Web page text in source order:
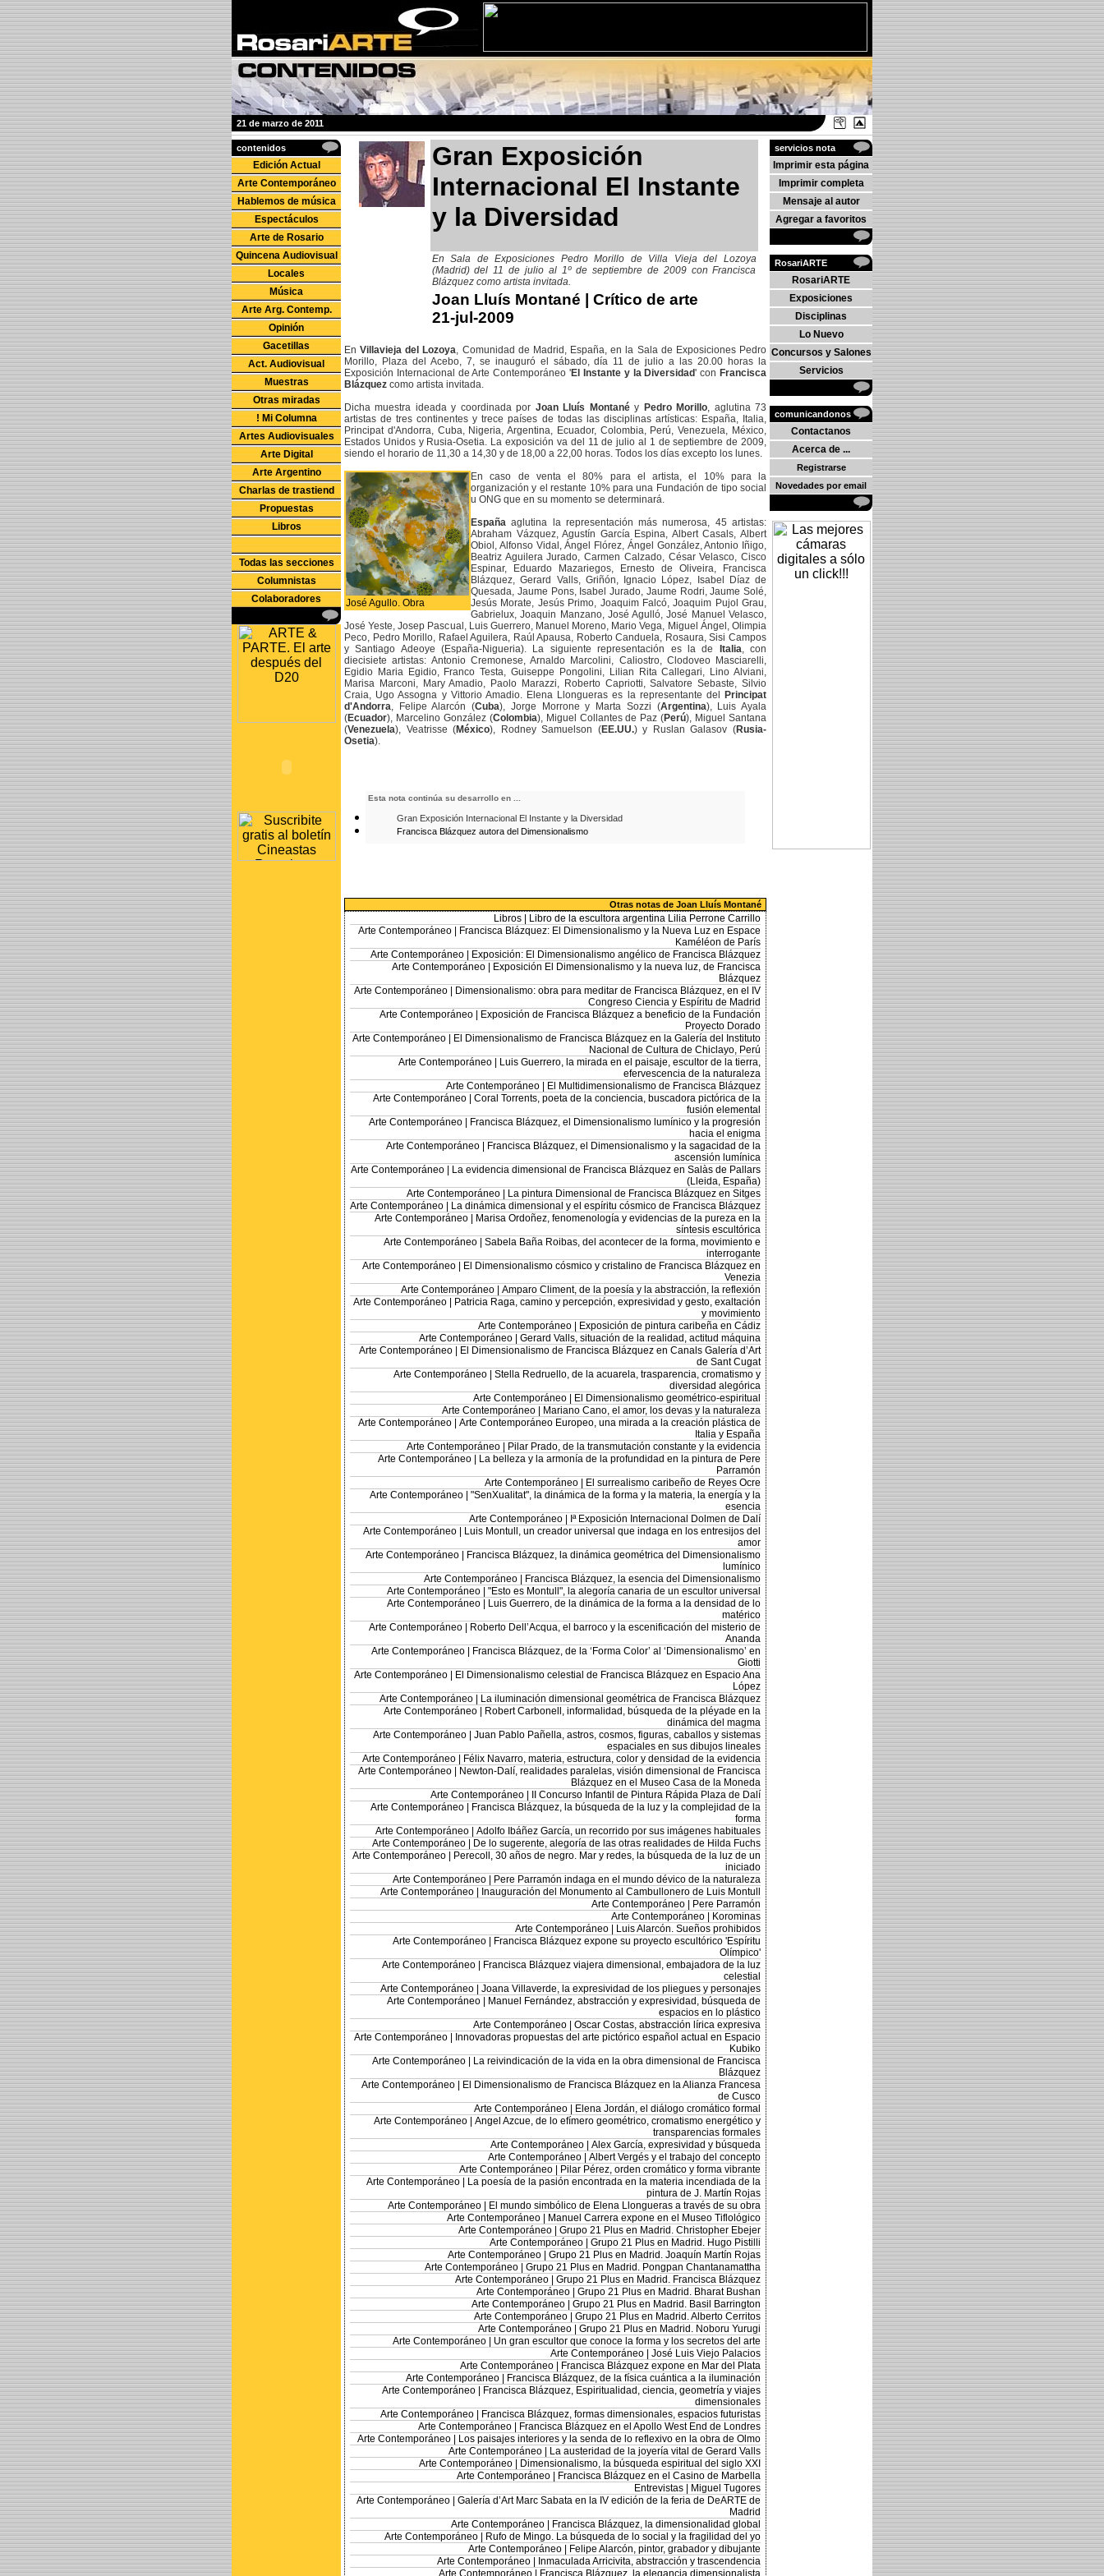
21 de marzo de 2011
contenidos
Edición Actual
Arte Contemporáneo
Hablemos de música
Espectáculos
Arte de Rosario
Quincena Audiovisual
Locales
Música
Arte Arg. Contemp.
Opinión
Gacetillas
Act. Audiovisual
Muestras
Otras miradas
! Mi Columna
Artes Audiovisuales
Arte Digital
Arte Argentino
Charlas de trastiend
Propuestas
Libros
Todas las secciones
Columnistas
Colaboradores
Gran Exposición
Internacional El Instante
y la Diversidad
En Sala de Exposiciones Pedro Morillo de Villa Vieja del Lozoya
(Madrid) del 11 de julio al 1º de septiembre de 2009 con Francisca
Blázquez como artista invitada.
Joan Lluís Montané | Crítico de arte
21-jul-2009
EnVillavieja del Lozoya, Comunidad de Madrid, España, en la Sala de Exposiciones Pedro
Morillo, Plaza del Acebo, 7, se inauguró el sábado, día 11 de julio a las 20.00 horas la
Exposición Internacional de Arte Contemporáneo 'El Instante y la Diversidad' con Francisca
Blázquez como artista invitada.
Dicha muestra ideada y coordinada por Joan Lluís Montanéy Pedro Morillo, aglutina 73
artistas de tres continentes y trece países de todas las disciplinas artísticas: España, Italia,
Principat d'Andorra, Cuba, Nigeria, Argentina, Ecuador, Colombia, Perú, Venezuela, México,
Estados Unidos y Rusia-Osetia. La exposición va del 11 de julio al 1 de septiembre de 2009,
siendo el horario de 11,30 a 14,30 y de 18,00 a 22,00 horas. Todos los días excepto los lunes.
José Agullo. Obra
En caso de venta el 80% para el artista, el 10% para la
organización y el restante 10% para una Fundación de tipo social
u ONG que en su momento se determinará.
España aglutina la representación más numerosa, 45 artistas:
Abraham Vázquez, Agustín García Espina, Albert Casals, Albert
Obiol, Alfonso Vidal, Ángel Flórez, Ángel González, Antonio Iñigo,
Beatriz Aguilera Jurado, Carmen Calzado, César Velasco, Cisco
Espinar, Eduardo Mazariegos, Ernesto de Oliveira, Francisca
Blázquez, Gerard Valls, Griñón, Ignacio López, Isabel Díaz de
Quesada, Jaume Pons, Isabel Jurado, Jaume Rodri, Jaume Solé,
Jesús Morate, Jesús Primo, Joaquim Falcó, Joaquim Pujol Grau,
Gabrielux, Joaquin Manzano, José Agulló, José Manuel Velasco,
José Yeste, Josep Pascual, Luis Guerrero, Manuel Moreno, Mario Vega, Miguel Ángel, Olimpia
Peco, Pedro Morillo, Rafael Aguilera, Raúl Apausa, Roberto Canduela, Rosaura, Sisi Campos
y Santiago Adeoye (España-Nigueria). La siguiente representación es la de
Italia, con
diecisiete artistas: Antonio Cremonese, Arnaldo Marcolini, Caliostro, Clodoveo Masciarelli,
Egidio Maria Egidio, Franco Testa, Guiseppe Pongolini, Lilian Rita Callegari, Lino Alviani,
Marisa Marconi, Mary Amadio, Paolo Marazzi, Roberto Capriotti, Salvatore Sebaste, Silvio
Craia, Ugo Assogna y Vittorio Amadio. Elena Llongueras es la representante del
Principat
d'Andorra, Felipe Alarcón (Cuba), Jorge Morrone y Marta Sozzi (Argentina), Luis Ayala
(Ecuador), Marcelino González (Colombia), Miguel Collantes de Paz (Perú), Miguel Santana
(Venezuela), Veatrisse (México), Rodney Samuelson (EE.UU.) y Ruslan Galasov (Rusia-
Osetia).
Esta nota continúa su desarrollo en ...
Gran Exposición Internacional El Instante y la Diversidad
Francisca Blázquez autora del Dimensionalismo
Otras notas de Joan Lluís Montané
Libros |
Libro de la escultora argentina Lilia Perrone Carrillo
Arte Contemporáneo |
Francisca Blázquez: El Dimensionalismo y la Nueva Luz en Espace
Kaméléon de París
Arte Contemporáneo |
Exposición: El Dimensionalismo angélico de Francisca Blázquez
Arte Contemporáneo |
Exposición El Dimensionalismo y la nueva luz, de Francisca
Blázquez
Arte Contemporáneo |
Dimensionalismo: obra para meditar de Francisca Blázquez, en el IV
Congreso Ciencia y Espíritu de Madrid
Arte Contemporáneo |
Exposición de Francisca Blázquez a beneficio de la Fundación
Proyecto Dorado
Arte Contemporáneo |
El Dimensionalismo de Francisca Blázquez en la Galería del Instituto
Nacional de Cultura de Chiclayo, Perú
Arte Contemporáneo |
Luis Guerrero, la mirada en el paisaje, escultor de la tierra,
efervescencia de la naturaleza
Arte Contemporáneo |
El Multidimensionalismo de Francisca Blázquez
Arte Contemporáneo | Coral Torrents, poeta de la conciencia, buscadora pictórica de la
fusión elemental
Arte Contemporáneo |
Francisca Blázquez, el Dimensionalismo lumínico y la progresión
hacia el enigma
Arte Contemporáneo |
Francisca Blázquez, el Dimensionalismo y la sagacidad de la
ascensión lumínica
Arte Contemporáneo |
La evidencia dimensional de Francisca Blázquez en Salàs de Pallars
(Lleida, España)
Arte Contemporáneo |
La pintura Dimensional de Francisca Blázquez en Sitges
Arte Contemporáneo |
La dinámica dimensional y el espíritu cósmico de Francisca Blázquez
Arte Contemporáneo |
Marisa Ordoñez, fenomenología y evidencias de la pureza en la
síntesis escultórica
Arte Contemporáneo | Sabela Baña Roibas, del acontecer de la forma, movimiento e
interrogante
Arte Contemporáneo |
El Dimensionalismo cósmico y cristalino de Francisca Blázquez en
Venezia
Arte Contemporáneo | Amparo Climent, de la poesía y la abstracción, la reflexión
Arte Contemporáneo |
Patricia Raga, camino y percepción, expresividad y gesto, exaltación
y movimiento
Arte Contemporáneo |
Exposición de pintura caribeña en Cádiz
Arte Contemporáneo | Gerard Valls, situación de la realidad, actitud máquina
Arte Contemporáneo |
El Dimensionalismo de Francisca Blázquez en Canals Galería d’Art
de Sant Cugat
Arte Contemporáneo | Stella Redruello, de la acuarela, trasparencia, cromatismo y
diversidad alegórica
Arte Contemporáneo |
El Dimensionalismo geométrico-espiritual
Arte Contemporáneo |
Mariano Cano, el amor, los devas y la naturaleza
Arte Contemporáneo | Arte Contemporáneo Europeo, una mirada a la creación plástica de
Italia y España
Arte Contemporáneo |
Pilar Prado, de la transmutación constante y la evidencia
Arte Contemporáneo |
La belleza y la armonía de la profundidad en la pintura de Pere
Parramón
Arte Contemporáneo |
El surrealismo caribeño de Reyes Ocre
Arte Contemporáneo | "SenXualitat", la dinámica de la forma y la materia, la energía y la
esencia
Arte Contemporáneo |
Iª Exposición Internacional Dolmen de Dalí
Arte Contemporáneo |
Luis Montull, un creador universal que indaga en los entresijos del
amor
Arte Contemporáneo |
Francisca Blázquez, la dinámica geométrica del Dimensionalismo
lumínico
Arte Contemporáneo |
Francisca Blázquez, la esencia del Dimensionalismo
Arte Contemporáneo | "Esto es Montull", la alegoría canaria de un escultor universal
Arte Contemporáneo |
Luis Guerrero, de la dinámica de la forma a la densidad de lo
matérico
Arte Contemporáneo |
Roberto Dell’Acqua, el barroco y la escenificación del misterio de
Ananda
Arte Contemporáneo |
Francisca Blázquez, de la ‘Forma Color’ al ‘Dimensionalismo’ en
Giotti
Arte Contemporáneo |
El Dimensionalismo celestial de Francisca Blázquez en Espacio Ana
López
Arte Contemporáneo |
La iluminación dimensional geométrica de Francisca Blázquez
Arte Contemporáneo |
Robert Carbonell, informalidad, búsqueda de la pléyade en la
dinámica del magma
Arte Contemporáneo | Juan Pablo Pañella, astros, cosmos, figuras, caballos y sistemas
espaciales en sus dibujos lineales
Arte Contemporáneo |
Félix Navarro, materia, estructura, color y densidad de la evidencia
Arte Contemporáneo |
Newton-Dalí, realidades paralelas, visión dimensional de Francisca
Blázquez en el Museo Casa de la Moneda
Arte Contemporáneo |
II Concurso Infantil de Pintura Rápida Plaza de Dalí
Arte Contemporáneo |
Francisca Blázquez, la búsqueda de la luz y la complejidad de la
forma
Arte Contemporáneo | Adolfo Ibáñez García, un recorrido por sus imágenes habituales
Arte Contemporáneo |
De lo sugerente, alegoría de las otras realidades de Hilda Fuchs
Arte Contemporáneo |
Perecoll, 30 años de negro. Mar y redes, la búsqueda de la luz de un
iniciado
Arte Contemporáneo |
Pere Parramón indaga en el mundo dévico de la naturaleza
Arte Contemporáneo |
Inauguración del Monumento al Cambullonero de Luis Montull
Arte Contemporáneo |
Pere Parramón
Arte Contemporáneo |
Korominas
Arte Contemporáneo |
Luis Alarcón. Sueños prohibidos
Arte Contemporáneo |
Francisca Blázquez expone su proyecto escultórico 'Espíritu
Olímpico'
Arte Contemporáneo |
Francisca Blázquez viajera dimensional, embajadora de la luz
celestial
Arte Contemporáneo | Joana Villaverde, la expresividad de los pliegues y personajes
Arte Contemporáneo |
Manuel Fernández, abstracción y expresividad, búsqueda de
espacios en lo plástico
Arte Contemporáneo | Oscar Costas, abstracción lírica expresiva
Arte Contemporáneo |
Innovadoras propuestas del arte pictórico español actual en Espacio
Kubiko
Arte Contemporáneo |
La reivindicación de la vida en la obra dimensional de Francisca
Blázquez
Arte Contemporáneo |
El Dimensionalismo de Francisca Blázquez en la Alianza Francesa
de Cusco
Arte Contemporáneo |
Elena Jordán, el diálogo cromático formal
Arte Contemporáneo | Angel Azcue, de lo efímero geométrico, cromatismo energético y
transparencias formales
Arte Contemporáneo | Alex García, expresividad y búsqueda
Arte Contemporáneo | Albert Vergés y el trabajo del concepto
Arte Contemporáneo |
Pilar Pérez, orden cromático y forma vibrante
Arte Contemporáneo |
La poesía de la pasión encontrada en la materia incendiada de la
pintura de J. Martín Rojas
Arte Contemporáneo |
El mundo simbólico de Elena Llongueras a través de su obra
Arte Contemporáneo |
Manuel Carrera expone en el Museo Tiflológico
Arte Contemporáneo | Grupo 21 Plus en Madrid. Christopher Ebejer
Arte Contemporáneo | Grupo 21 Plus en Madrid. Hugo Pistilli
Arte Contemporáneo | Grupo 21 Plus en Madrid. Joaquín Martín Rojas
Arte Contemporáneo | Grupo 21 Plus en Madrid. Pongpan Chantanamattha
Arte Contemporáneo | Grupo 21 Plus en Madrid. Francisca Blázquez
Arte Contemporáneo | Grupo 21 Plus en Madrid. Bharat Bushan
Arte Contemporáneo | Grupo 21 Plus en Madrid. Basil Barrington
Arte Contemporáneo | Grupo 21 Plus en Madrid. Alberto Cerritos
Arte Contemporáneo | Grupo 21 Plus en Madrid. Noboru Yurugi
Arte Contemporáneo | Un gran escultor que conoce la forma y los secretos del arte
Arte Contemporáneo | José Luis Viejo Palacios
Arte Contemporáneo |
Francisca Blázquez expone en Mar del Plata
Arte Contemporáneo |
Francisca Blázquez, de la física cuántica a la iluminación
Arte Contemporáneo |
Francisca Blázquez, Espiritualidad, ciencia, geometría y viajes
dimensionales
Arte Contemporáneo |
Francisca Blázquez, formas dimensionales, espacios futuristas
Arte Contemporáneo |
Francisca Blázquez en el Apollo West End de Londres
Arte Contemporáneo |
Los paisajes interiores y la senda de lo reflexivo en la obra de Olmo
Arte Contemporáneo |
La austeridad de la joyería vital de Gerard Valls
Arte Contemporáneo |
Dimensionalismo, la búsqueda espiritual del siglo XXI
Arte Contemporáneo |
Francisca Blázquez en el Casino de Marbella
Entrevistas |
Miguel Tugores
Arte Contemporáneo | Galería d’Art Marc Sabata en la IV edición de la feria de DeARTE de
Madrid
Arte Contemporáneo |
Francisca Blázquez, la dimensionalidad global
Arte Contemporáneo |
Rufo de Mingo. La búsqueda de lo social y la fragilidad del yo
Arte Contemporáneo |
Felipe Alarcón, pintor, grabador y dibujante
Arte Contemporáneo |
Inmaculada Arricivita, abstracción y trascendencia
Arte Contemporáneo |
Francisca Blázquez, la elegancia dimensionalista
servicios nota
Imprimir esta página
Imprimir completa
Mensaje al autor
Agregar a favoritos
RosariARTE
RosariARTE
Exposiciones
Disciplinas
Lo Nuevo
Concursos y Salones
Servicios
comunicandonos
Contactanos
Acerca de ...
Registrarse
Novedades por email